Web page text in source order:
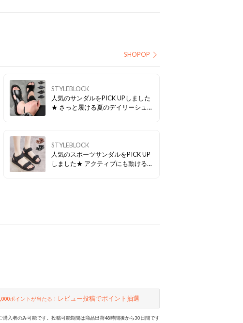
SHOPOP
STYLEBLOCK
人気のサンダルをPICK UPしました
★ さっと履ける夏のデイリーシュー
STYLEBLOCK
人気のスポーツサンダルをPICK UP
しました★ アクティブにも動ける一
ポイントが当たる！ レビュー投稿でポイント抽選
入者のみ可能です。投稿可能期間は商品出荷48時間後から30日間です